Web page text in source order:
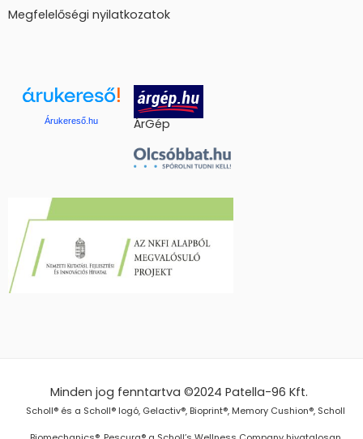
Megfelelőségi nyilatkozatok
Árukereső.hu ÁrGép
Minden jog fenntartva ©2024Patella-96 Kft.
Scholl® és a Scholl® logó, Gelactiv®, Bioprint®, Memory Cushion®, Scholl